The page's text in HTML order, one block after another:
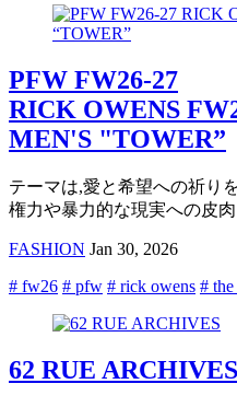
PFW FW26-27
RICK OWENS
MEN'S "TOWER”
テーマは,愛と希望への祈り
権力や暴力的な現実への皮肉
FASHION Jan 30, 2026
# fw26 # pfw # rick owens #
62 RUE ARCHIVES